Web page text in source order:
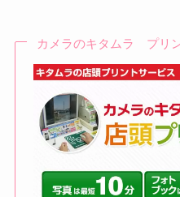
カメラのキタムラ プリ